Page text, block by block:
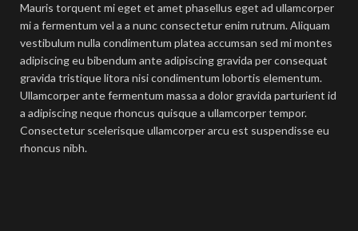
Mauris torquent mi eget et amet phasellus eget ad ullamcorper
mi a fermentum vel a a nunc consectetur enim rutrum. Aliquam
vestibulum nulla condimentum platea accumsan sed mi montes
adipiscing eu bibendum ante adipiscing gravida per consequat
gravida tristique litora nisi condimentum lobortis elementum.
Ullamcorper ante fermentum massa a dolor gravida parturient id
a adipiscing neque rhoncus quisque a ullamcorper tempor.
Consectetur scelerisque ullamcorper arcu est suspendisse eu
rhoncus nibh.